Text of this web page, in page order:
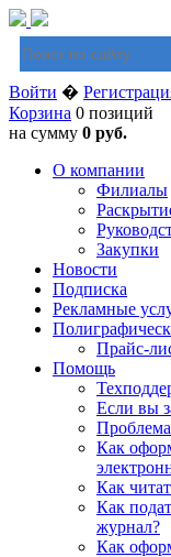
Войти �
Корзина 0 позиций
на сумму 0 руб.
О компании
Филиалы
Закупки
Новости
Подписка
Рекламные
Прайс-
Помощь
Если вы
Как
Как
Как
журнал?
Как